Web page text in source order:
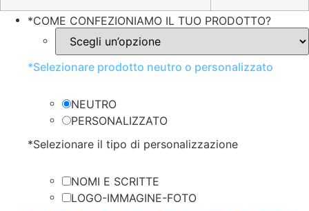
*COME CONFEZIONIAMO IL TUO PRODOTTO?
*Selezionare prodotto neutro o personalizzato
NEUTRO
PERSONALIZZATO
*Selezionare il tipo di personalizzazione
NOMI E SCRITTE
LOGO-IMMAGINE-FOTO